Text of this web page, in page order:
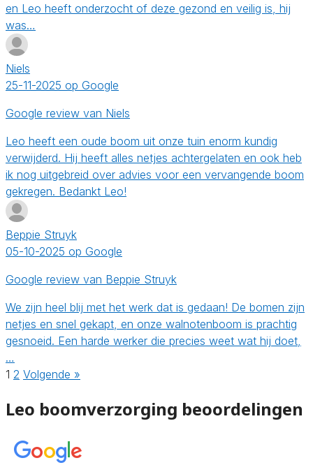
en Leo heeft onderzocht of deze gezond en veilig is, hij
was…
Niels
25-11-2025 op Google
Google review van Niels
Leo heeft een oude boom uit onze tuin enorm kundig
verwijderd. Hij heeft alles netjes achtergelaten en ook heb
ik nog uitgebreid over advies voor een vervangende boom
gekregen. Bedankt Leo!
Beppie Struyk
05-10-2025 op Google
Google review van Beppie Struyk
We zijn heel blij met het werk dat is gedaan! De bomen zijn
netjes en snel gekapt, en onze walnotenboom is prachtig
gesnoeid. Een harde werker die precies weet wat hij doet,
…
1 2 Volgende »
Leo boomverzorging beoordelingen